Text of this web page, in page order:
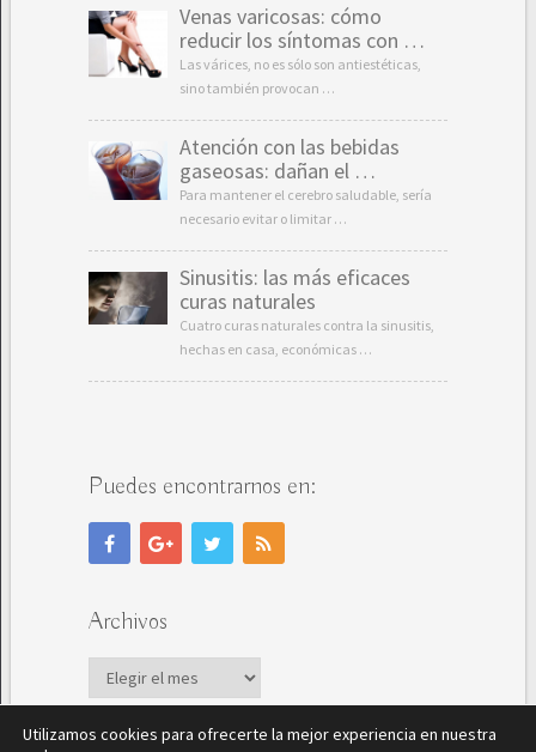
Venas varicosas: cómo
reducir los síntomas con …
Las várices, no es sólo son antiestéticas,
sino también provocan …
Atención con las bebidas
gaseosas: dañan el …
Para mantener el cerebro saludable, sería
necesario evitar o limitar …
Sinusitis: las más eficaces
curas naturales
Cuatro curas naturales contra la sinusitis,
hechas en casa, económicas …
Puedes encontrarnos en:
Archivos
Archivos
Utilizamos cookies para ofrecerte la mejor experiencia en nuestra